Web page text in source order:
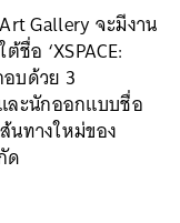
Gallery จะมีงาน
อ ‘XSPACE:
บด้วย 3
ละนักออกแบบชื่อ
นทางใหม่ของ
ด